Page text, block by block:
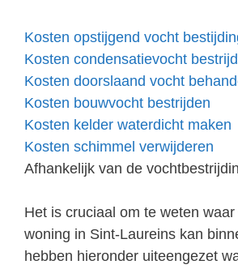
Kosten opstijgend vocht
Kosten condensatievocht
Kosten doorslaand vocht
Kosten bouwvocht bestrijden
Kosten kelder waterdicht maken
Kosten schimmel verwijderen
Afhankelijk van de
Het is cruciaal om te weten
woning in Sint-Laureins kan
hebben hieronder uiteengezet